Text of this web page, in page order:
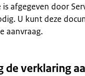
afgegeven door
U kunt deze
aanvraag.
de verklaring